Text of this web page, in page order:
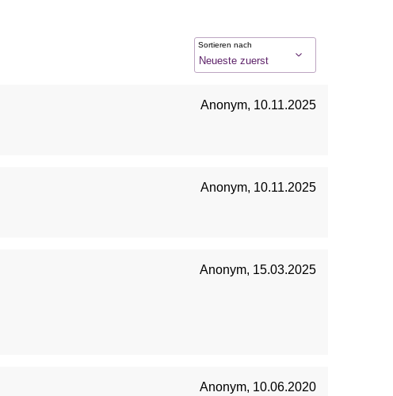
Sortieren nach
Anonym, 10.11.2025
Anonym, 10.11.2025
Anonym, 15.03.2025
Anonym, 10.06.2020